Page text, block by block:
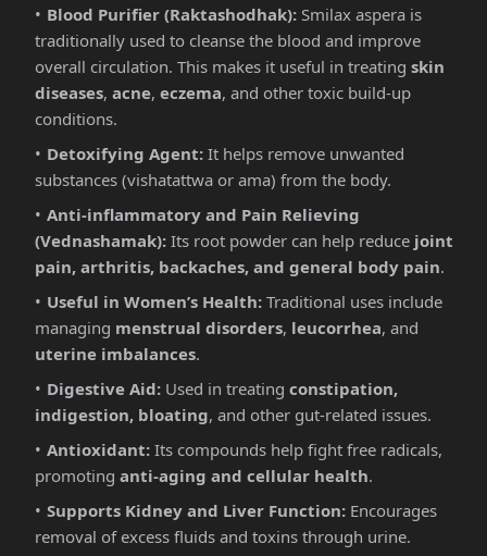
Blood Purifier (Raktashodhak): Smilax aspera is
traditionally used to cleanse the blood and improve
overall circulation. This makes it useful in treating skin
diseases, acne, eczema, and other toxic build-up
conditions.
Detoxifying Agent: It helps remove unwanted
substances (vishatattwa or ama) from the body.
Anti-inflammatory and Pain Relieving
(Vednashamak): Its root powder can help reduce joint
pain, arthritis, backaches, and general body pain.
Useful in Women’s Health: Traditional uses include
managing menstrual disorders, leucorrhea, and
uterine imbalances.
Digestive Aid: Used in treating constipation,
indigestion, bloating, and other gut-related issues.
Antioxidant: Its compounds help fight free radicals,
promoting anti-aging and cellular health.
Supports Kidney and Liver Function: Encourages
removal of excess fluids and toxins through urine.